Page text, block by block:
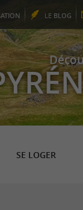
LE BLOG
SE LOGER